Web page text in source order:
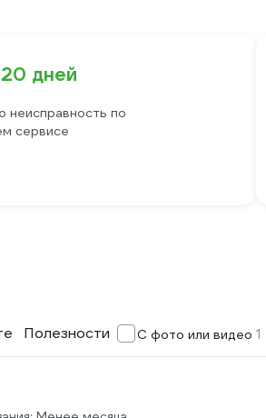
дней
неисправность по
сервисе
Полезности С фото или видео 1